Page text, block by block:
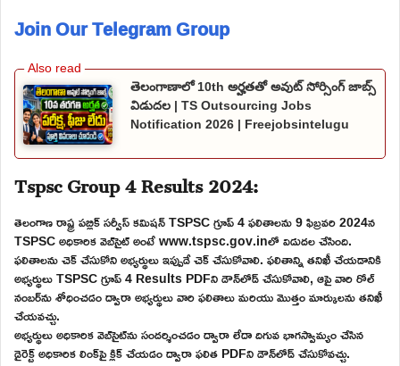
Join Our Telegram Group
తెలంగాణాలో 10th అర్హతతో అవుట్ సోర్సింగ్ జాబ్స్
విడుదల | TS Outsourcing Jobs
Notification 2026 | Freejobsintelugu
Tspsc Group 4 Results 2024:
తెలంగాణ రాష్ట్ర పబ్లిక్ సర్వీస్ కమిషన్ TSPSC గ్రూప్ 4 ఫలితాలను 9 ఫిబ్రవరి 2024న
TSPSC అధికారిక వెబ్‌సైట్ అంటే www.tspsc.gov.inలో విడుదల చేసింది.
ఫలితాలను చెక్ చేసుకోని అభ్యర్థులు ఇప్పుడే చెక్ చేసుకోవాలి. ఫలితాన్ని తనిఖీ చేయడానికి
అభ్యర్థులు TSPSC గ్రూప్ 4 Results PDFని డౌన్‌లోడ్ చేసుకోవాలి, ఆపై వారి రోల్
నంబర్‌ను శోధించడం ద్వారా అభ్యర్థులు వారి ఫలితాలు మరియు మొత్తం మార్కులను తనిఖీ
చేయవచ్చు.
అభ్యర్థులు అధికారిక వెబ్‌సైట్‌ను సందర్శించడం ద్వారా లేదా దిగువ భాగస్వామ్యం చేసిన
డైరెక్ట్ అధికారిక లింక్‌పై క్లిక్ చేయడం ద్వారా ఫలిత PDFని డౌన్‌లోడ్ చేసుకోవచ్చు.